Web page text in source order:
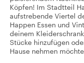
Köpfen! Im Stadtteil
aufstrebende Viertel
Happen Essen und
deinem
Stücke hinzufügen
Hause nehmen